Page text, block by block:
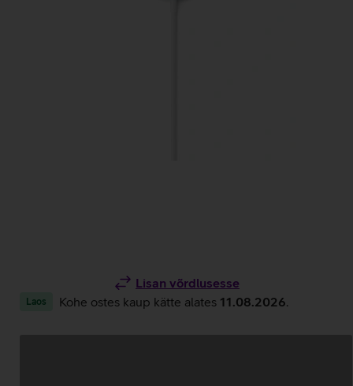
Lisan võrdlusesse
Laos Kohe ostes kaup kätte alates 11.08.2026